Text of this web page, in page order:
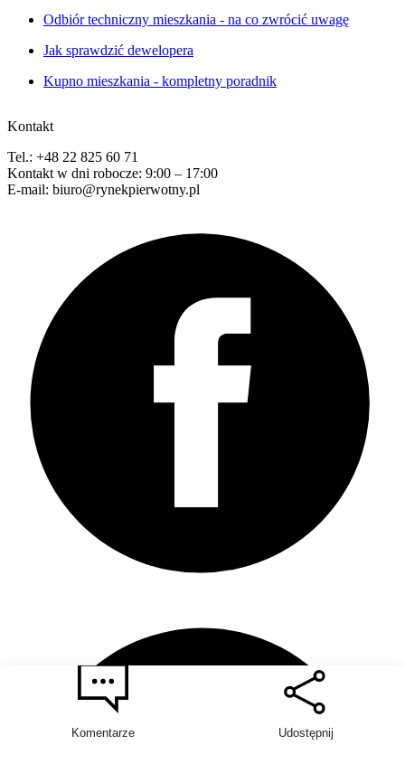
Komentarze Udostępnij
Odbiór techniczny mieszkania - na co zwrócić uwagę
Jak sprawdzić dewelopera
Kupno mieszkania - kompletny poradnik
Kontakt
Tel.: +48 22 825 60 71
Kontakt w dni robocze: 9:00 – 17:00
E-mail: biuro@rynekpierwotny.pl